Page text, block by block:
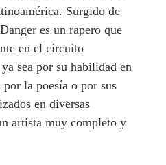
Surgido de
es un rapero que
en el circuito
sea por su habilidad en
la poesía o por sus
en diversas
artista muy completo y